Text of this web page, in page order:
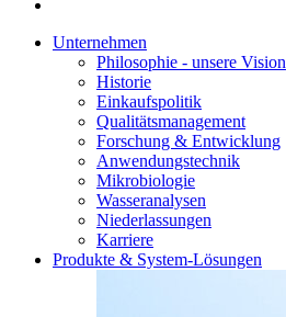
Unternehmen
Philosophie - unsere Vision
Historie
Einkaufspolitik
Qualitätsmanagement
Forschung & Entwicklung
Anwendungstechnik
Mikrobiologie
Wasseranalysen
Niederlassungen
Karriere
Produkte & System-Lösungen